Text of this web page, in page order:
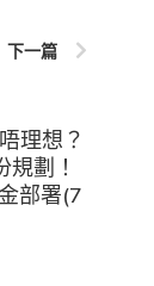
下一篇
理想？
劃！
部署(7